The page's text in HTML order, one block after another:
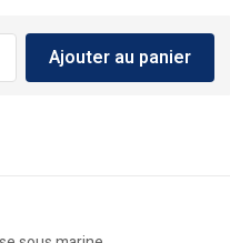
Ajouter au panier